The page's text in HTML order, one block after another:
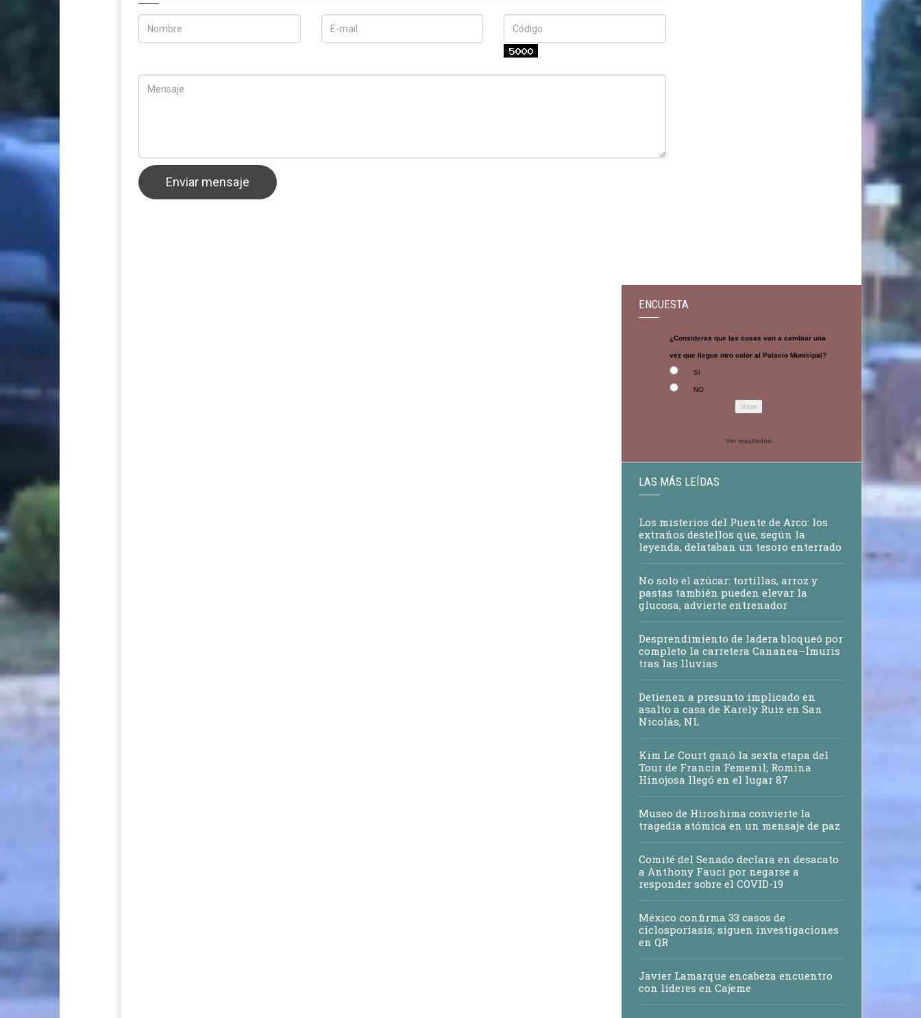
ENCUESTA
¿Consideras que las cosas van a cambiar una
vez que llegue otro color al Palacio Municipal?
SI
NO
Ver resultados
LAS MÁS LEÍDAS
Los misterios del Puente de Arco: los
extraños destellos que, según la
leyenda, delataban un tesoro enterrado
No solo el azúcar: tortillas, arroz y
pastas también pueden elevar la
glucosa, advierte entrenador
Desprendimiento de ladera bloqueó por
completo la carretera Cananea–Ímuris
tras las lluvias
Detienen a presunto implicado en
asalto a casa de Karely Ruiz en San
Nicolás, NL
Kim Le Court ganó la sexta etapa del
Tour de Francia Femenil; Romina
Hinojosa llegó en el lugar 87
Museo de Hiroshima convierte la
tragedia atómica en un mensaje de paz
Comité del Senado declara en desacato
a Anthony Fauci por negarse a
responder sobre el COVID-19
México confirma 33 casos de
ciclosporiasis; siguen investigaciones
en QR
Javier Lamarque encabeza encuentro
con líderes en Cajeme